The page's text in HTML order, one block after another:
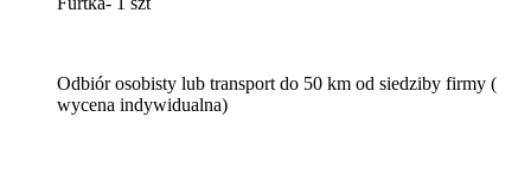
Odbiór osobisty lub transport do 50 km od siedziby firmy (
wycena indywidualna)